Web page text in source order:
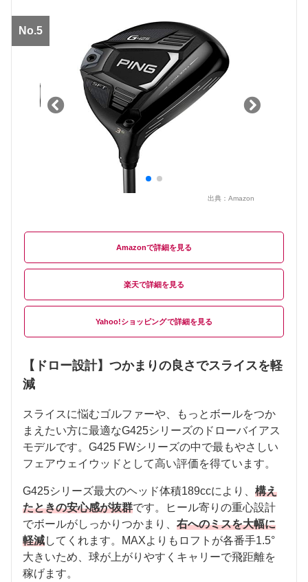
No.5
出典： Amazon
Amazon
楽天
Yahoo!ショッピング
【ドロー設計】つかまりの良さでスライスを軽
減
スライスに悩むゴルファーや、もっとボールをつか
まえたい方に最適なG425シリーズのドローバイアス
モデルです。G425 FWシリーズの中で最もやさしい
フェアウェイウッドとして高い評価を得ています。
G425シリーズ最大のヘッド体積189ccにより、 構え
たときの安心感が抜群です。ヒール寄りの重心設計
でボールがしっかりつかまり、 右へのミスを大幅に
軽減してくれます。MAXよりもロフトが各番手1.5°
大きいため、球が上がりやすくキャリーで飛距離を
稼げます。